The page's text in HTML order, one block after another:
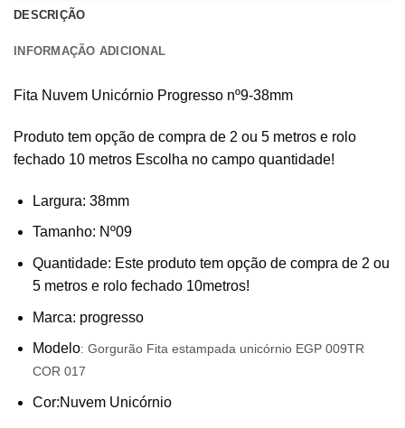
DESCRIÇÃO
INFORMAÇÃO ADICIONAL
Fita Nuvem Unicórnio Progresso nº9-38mm
Produto tem opção de compra de 2 ou 5 metros e rolo
fechado 10 metros Escolha no campo quantidade!
Largura: 38mm
Tamanho: Nº09
Quantidade: Este produto tem opção de compra de 2 ou
5 metros e rolo fechado 10metros!
Marca: progresso
Modelo: Gorgurão Fita estampada unicórnio EGP 009TR
COR 017
Cor:Nuvem Unicórnio